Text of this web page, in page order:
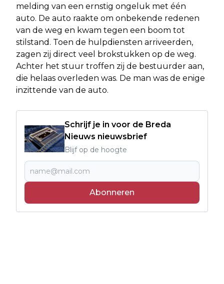
melding van een ernstig ongeluk met één
auto. De auto raakte om onbekende redenen
van de weg en kwam tegen een boom tot
stilstand. Toen de hulpdiensten arriveerden,
zagen zij direct veel brokstukken op de weg.
Achter het stuur troffen zij de bestuurder aan,
die helaas overleden was. De man was de enige
inzittende van de auto.
Schrijf je in voor de Breda
Nieuws nieuwsbrief
Blijf op de hoogte
Abonneren